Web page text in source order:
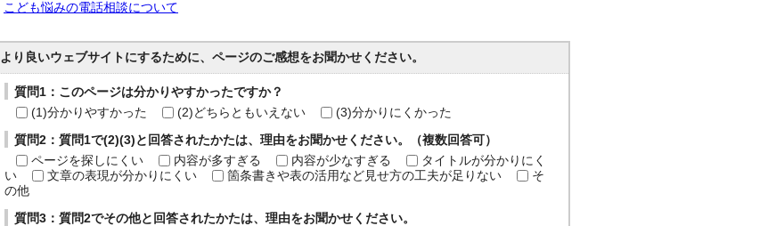
こども悩みの電話相談について
より良いウェブサイトにするために、ページのご感想をお聞かせください。
質問1：このページは分かりやすかったですか？
(1)分かりやすかった
(2)どちらともいえない (3)分かりにくかった
質問2：質問1で(2)(3)と回答されたかたは、理由をお聞かせください。（複数回答可）
ページを探しにくい
内容が多すぎる 内容が少なすぎる
タイトルが分かりにく
い
文章の表現が分かりにくい 箇条書きや表の活用など見せ方の工夫が足りない
そ
の他
質問3：質問2でその他と回答されたかたは、理由をお聞かせください。